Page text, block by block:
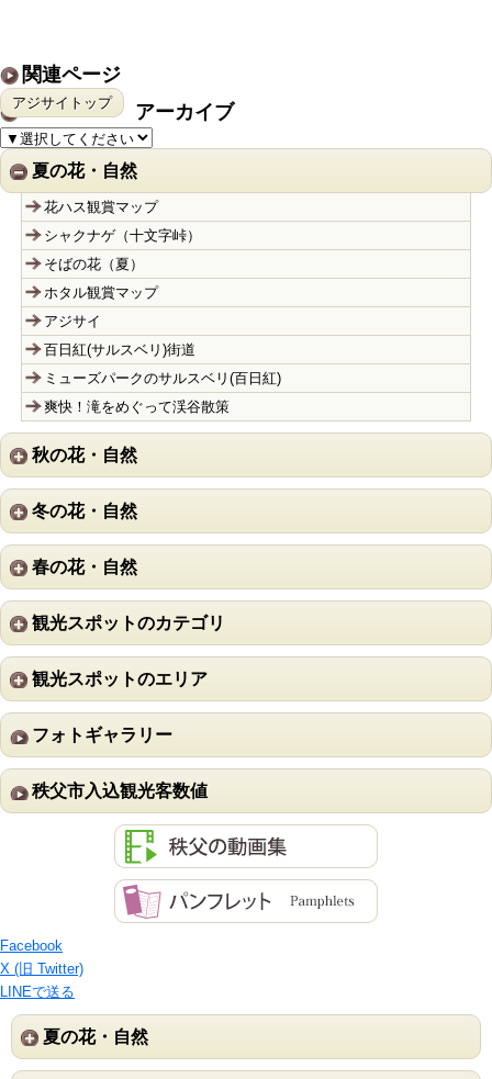
関連ページ
アジサイトップ アーカイブ
夏の花・自然
花ハス観賞マップ
シャクナゲ（十文字峠）
そばの花（夏）
ホタル観賞マップ
アジサイ
百日紅(サルスベリ)街道
ミューズパークのサルスベリ(百日紅)
爽快！滝をめぐって渓谷散策
秋の花・自然
冬の花・自然
春の花・自然
観光スポットのカテゴリ
観光スポットのエリア
フォトギャラリー
秩父市入込観光客数値
Facebook
X (旧 Twitter)
LINEで送る
夏の花・自然